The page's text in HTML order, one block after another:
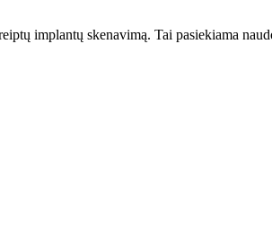
implantų skenavimą. Tai pasiekiama